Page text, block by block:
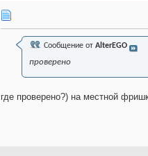
Сообщение от AlterEGO
проверено
где проверено?) на местной